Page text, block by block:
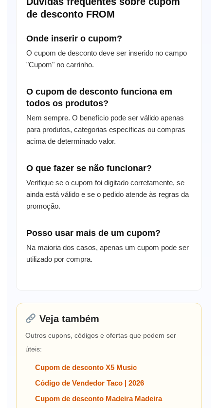
de desconto FROM
Onde inserir o cupom?
O cupom de desconto deve ser inserido no campo
"Cupom" no carrinho.
O cupom de desconto funciona em
todos os produtos?
Nem sempre. O benefício pode ser válido apenas
para produtos, categorias específicas ou compras
acima de determinado valor.
O que fazer se não funcionar?
Verifique se o cupom foi digitado corretamente, se
ainda está válido e se o pedido atende às regras da
promoção.
Posso usar mais de um cupom?
Na maioria dos casos, apenas um cupom pode ser
utilizado por compra.
Veja também
Outros cupons, códigos e ofertas que podem ser
úteis:
Cupom de desconto X5 Music
Código de Vendedor Taco | 2026
Cupom de desconto Madeira Madeira